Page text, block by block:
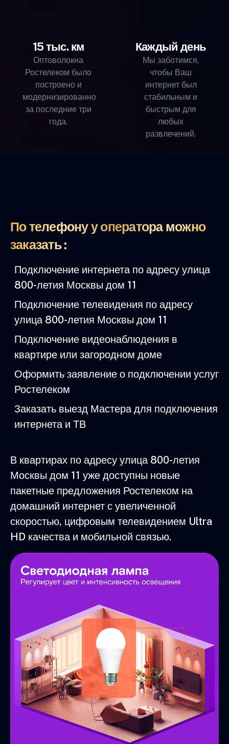
15 тыс. км
Оптоволокна
Ростелеком было
построено и
модернизированно
за последние три
года.
Каждый день
Мы заботимся,
чтобы Ваш
интернет был
стабильным и
быстрым для
любых
развлечений.
По телефону у оператора можно
заказать :
Подключение интернета по адресу улица
800-летия Москвы дом 11
Подключение телевидения по адресу
улица 800-летия Москвы дом 11
Подключение видеонаблюдения в
квартире или загородном доме
Оформить заявление о подключении услуг
Ростелеком
Заказать выезд Мастера для подключения
интернета и ТВ
В квартирах по адресу улица 800-летия
Москвы дом 11 уже доступны новые
пакетные предложения Ростелеком на
домашний интернет с увеличенной
скоростью, цифровым телевидением Ultra
HD качества и мобильной связью.